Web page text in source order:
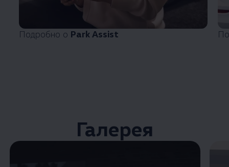
Подробно о Park Assist
Галерея
Enable fullscreen mode